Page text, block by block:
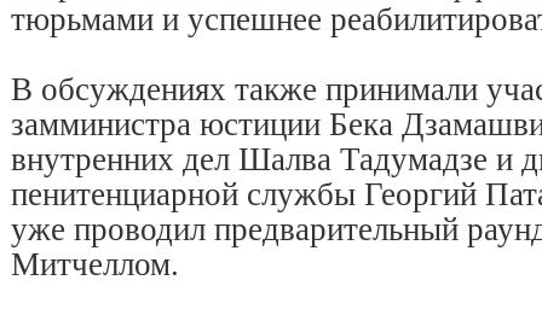
тюрьмами и успешнее
В обсуждениях также принимали
замминистра юстиции Бека
внутренних дел Шалва Тадумадзе и
пенитенциарной службы Георгий
уже проводил предварительный
Митчеллом.